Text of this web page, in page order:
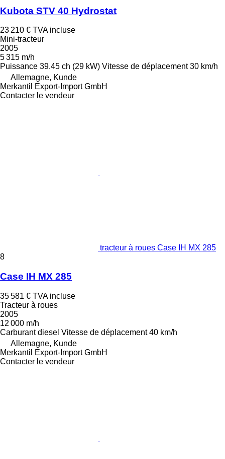
Kubota STV 40 Hydrostat
23 210 € TVA incluse
Mini-tracteur
2005
5 315 m/h
Puissance 39.45 ch (29 kW) Vitesse de déplacement 30 km/h
Allemagne, Kunde
Merkantil Export-Import GmbH
Contacter le vendeur
tracteur à roues Case IH MX 285
8
Case IH MX 285
35 581 € TVA incluse
Tracteur à roues
2005
12 000 m/h
Carburant diesel Vitesse de déplacement 40 km/h
Allemagne, Kunde
Merkantil Export-Import GmbH
Contacter le vendeur